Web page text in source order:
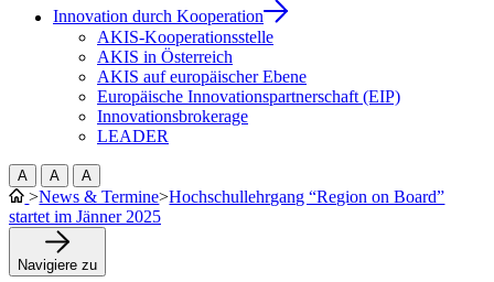
Innovation durch Kooperation
AKIS-Kooperationsstelle
AKIS in Österreich
AKIS auf europäischer Ebene
Europäische Innovationspartnerschaft (EIP)
Innovationsbrokerage
LEADER
A A A
>News & Termine>Hochschullehrgang “Region on Board”
startet im Jänner 2025
Navigiere zu